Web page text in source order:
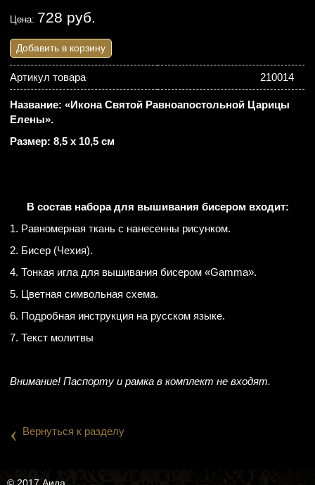
Цена: 728 руб.
Добавить в корзину
Артикул товара 210014
Название: «Икона Святой Равноапостольной Царицы
Елены».
Размер: 8,5 х 10,5 см
В состав набора для вышивания бисером входит:
1. Равномерная ткань с нанесенны рисунком.
2. Бисер (Чехия).
4. Тонкая игла для вышивания бисером «Gamma».
5. Цветная символьная схема.
6. Подробная инструкция на русском языке.
7. Текст молитвы
Внимание! Паспорту и рамка в комплект не входят.
‹ Вернуться к разделу